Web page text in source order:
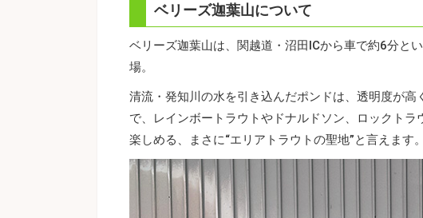
ベリーズ迦葉山について
ベリーズ迦葉山は、関越道・沼田ICから車で約6分と
場。
清流・発知川の水を引き込んだポンドは、透明度が
で、レインボートラウトやドナルドソン、ロックト
楽しめる、まさに“エリアトラウトの聖地”と言えます。